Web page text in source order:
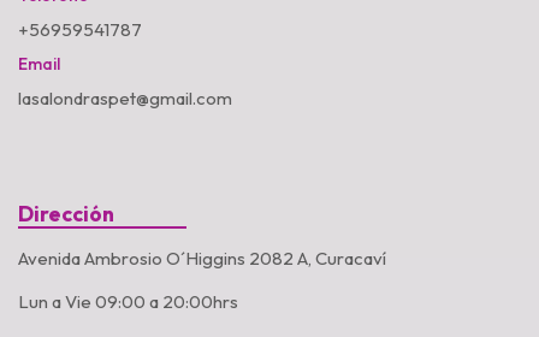
+56959541787
Email
lasalondraspet@gmail.com
Dirección
Avenida Ambrosio O´Higgins 2082 A, Curacaví
Lun a Vie 09:00 a 20:00hrs